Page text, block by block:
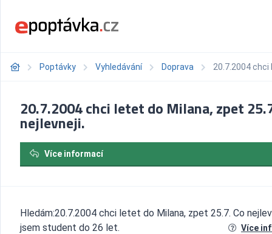
Poptávky Vyhledávání Doprava 20.7.2004 chci
20.7.2004 chci letet do Milana, zpet
nejlevneji.
Více informací
Hledám:20.7.2004 chci letet do Milana, zpet 25.7. Co
jsem student do 26 let.
Více